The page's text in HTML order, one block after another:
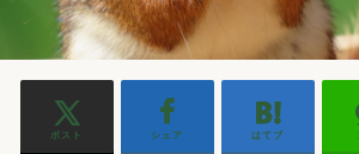
ポスト シェア はてブ